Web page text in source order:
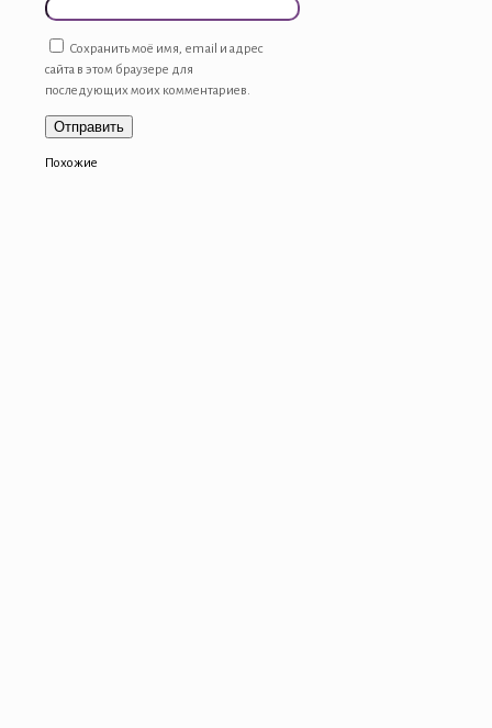
Сохранить моё имя, email и адрес
сайта в этом браузере для
последующих моих комментариев.
Похожие